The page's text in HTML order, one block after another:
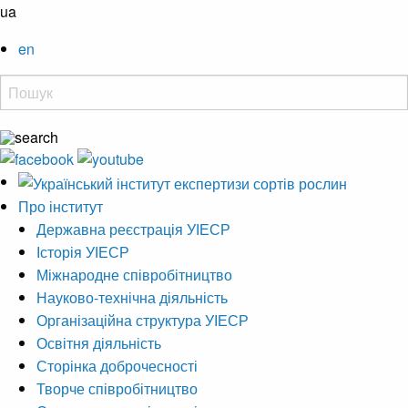
ua
en
Про інститут
Державна реєстрація УІЕСР
Історія УІЕСР
Міжнародне співробітництво
Науково-технічна діяльність
Організаційна структура УІЕСР
Освітня діяльність
Сторінка доброчесності
Творче співробітництво